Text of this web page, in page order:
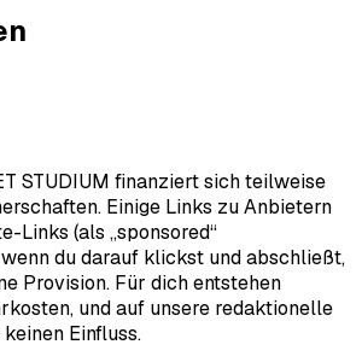
STUDIUM finanziert sich teilweise
Einige Links zu Anbietern
Links (als „sponsored“
du darauf klickst und abschließt,
Provision. Für dich entstehen
und auf unsere redaktionelle
Einfluss.